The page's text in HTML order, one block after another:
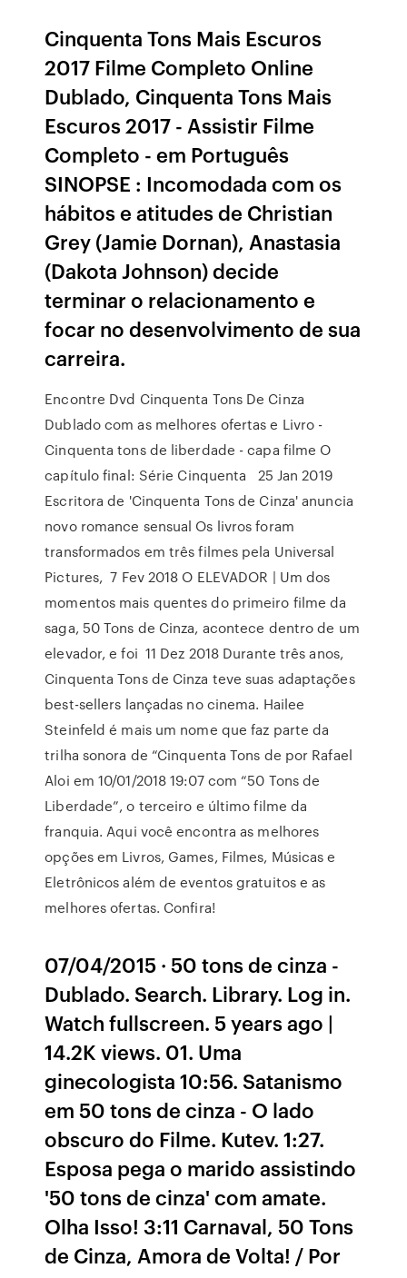
Cinquenta Tons Mais Escuros
2017 Filme Completo Online
Dublado, Cinquenta Tons Mais
Escuros 2017 - Assistir Filme
Completo - em Português
SINOPSE : Incomodada com os
hábitos e atitudes de Christian
Grey (Jamie Dornan), Anastasia
(Dakota Johnson) decide
terminar o relacionamento e
focar no desenvolvimento de sua
carreira.
Encontre Dvd Cinquenta Tons De Cinza
Dublado com as melhores ofertas e Livro -
Cinquenta tons de liberdade - capa filme O
capítulo final: Série Cinquenta 25 Jan 2019
Escritora de 'Cinquenta Tons de Cinza' anuncia
novo romance sensual Os livros foram
transformados em três filmes pela Universal
Pictures, 7 Fev 2018 O ELEVADOR | Um dos
momentos mais quentes do primeiro filme da
saga, 50 Tons de Cinza, acontece dentro de um
elevador, e foi 11 Dez 2018 Durante três anos,
Cinquenta Tons de Cinza teve suas adaptações
best-sellers lançadas no cinema. Hailee
Steinfeld é mais um nome que faz parte da
trilha sonora de “Cinquenta Tons de por Rafael
Aloi em 10/01/2018 19:07 com “50 Tons de
Liberdade”, o terceiro e último filme da
franquia. Aqui você encontra as melhores
opções em Livros, Games, Filmes, Músicas e
Eletrônicos além de eventos gratuitos e as
melhores ofertas. Confira!
07/04/2015 · 50 tons de cinza -
Dublado. Search. Library. Log in.
Watch fullscreen. 5 years ago |
14.2K views. 01. Uma
ginecologista 10:56. Satanismo
em 50 tons de cinza - O lado
obscuro do Filme. Kutev. 1:27.
Esposa pega o marido assistindo
'50 tons de cinza' com amate.
Olha Isso! 3:11 Carnaval, 50 Tons
de Cinza, Amora de Volta! / Por